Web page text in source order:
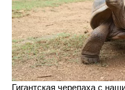
Гигантская черепаха с